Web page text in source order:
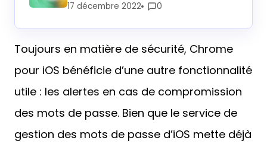
17 décembre 2022 0
Toujours en matière de sécurité, Chrome
pour iOS bénéficie d’une autre fonctionnalité
utile : les alertes en cas de compromission
des mots de passe. Bien que le service de
gestion des mots de passe d’iOS mette déjà